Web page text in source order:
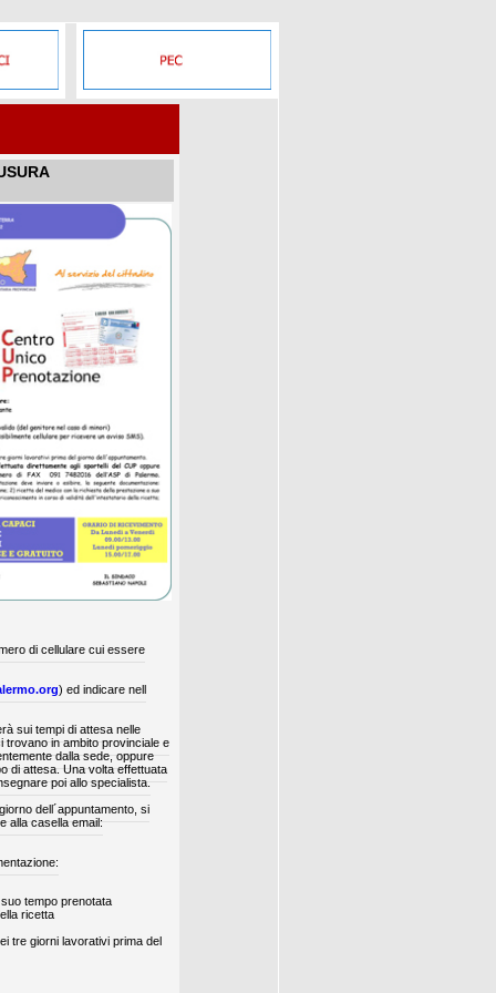
di cellulare cui essere
) ed indicare nell
sui tempi di attesa nelle
trovano in ambito provinciale e
dalla sede, oppure
di attesa. Una volta effettuata
poi allo specialista.
dell´appuntamento, si
alla casella email:
tempo prenotata
ricetta
tre giorni lavorativi prima del